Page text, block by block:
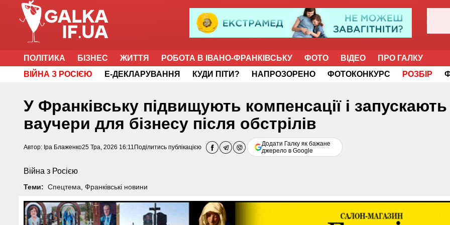
ПОЛІТИКА БІЗНЕС ЖИТТЯ РОБОТА В ІВАНО-ФРАНКІВСЬКУ ФОТО ВІДЕО
ПРО ГАЛКУ
ВІЙНА З РОСІЄЮ
Е-ДЕКЛАРУВАННЯ КУДИ ПІТИ? НАПРОЗОРЕНО ФОТОКОНКУРС РОЗБІР
У Франківську підвищують компенсації і запускають
ваучери для бізнесу після обстрілів
Автор: Іра Блаженко25 Тра, 2026 16:11 Поділитись публікацією
Додати Галку як бажане
джерело в Google
Війна з Росією
Теми: Спецтема Франківські новини